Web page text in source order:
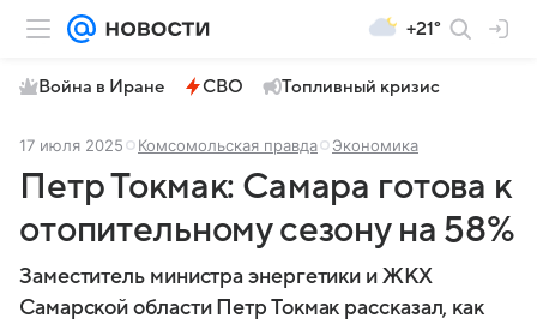
+21°
Война в Иране СВО Топливный кризис
17 июля 2025 Комсомольская правда Экономика
Петр Токмак: Самара готова к
отопительному сезону на 58%
Заместитель министра энергетики и ЖКХ
Самарской области Петр Токмак рассказал, как